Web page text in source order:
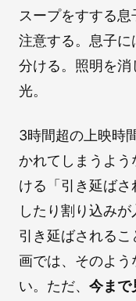
スープをすする
注意する。息子に
分ける。照明を
光。
3時間超の上映時
かれてしまうよう
ける「引き延ば
したり割り込み
引き延ばされる
画では、そのよ
い。ただ、 今まで